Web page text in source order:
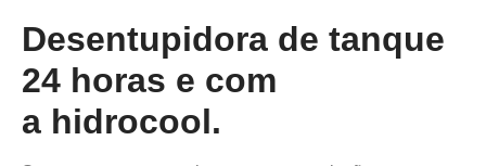
Desentupidora de tanque
24 horas e com
a hidrocool.